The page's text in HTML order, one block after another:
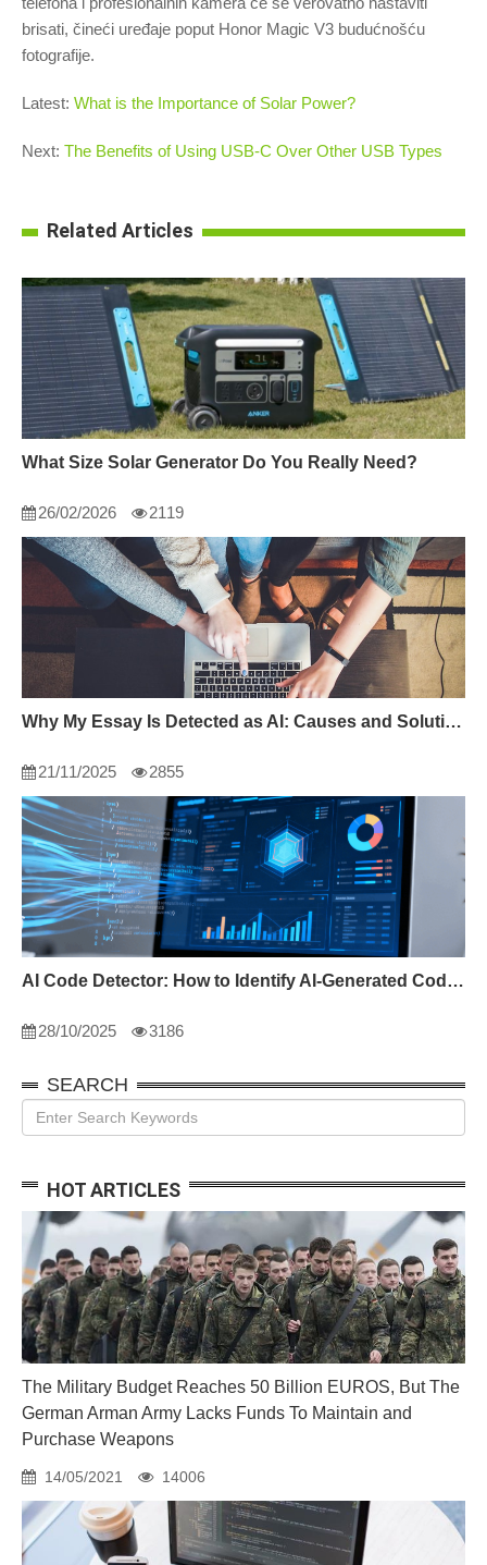
brisati, čineći uređaje poput Honor Magic V3 budućnošću
fotografije.
Latest: What is the Importance of Solar Power?
Next: The Benefits of Using USB-C Over Other USB Types
Related Articles
What Size Solar Generator Do You Really Need?
26/02/2026 2119
Why My Essay Is Detected as AI: Causes and Solutions
21/11/2025 2855
AI Code Detector: How to Identify AI-Generated Code in 2024
28/10/2025 3186
SEARCH
HOT ARTICLES
The Military Budget Reaches 50 Billion EUROS, But The
German Arman Army Lacks Funds To Maintain and
Purchase Weapons
14/05/2021 14006